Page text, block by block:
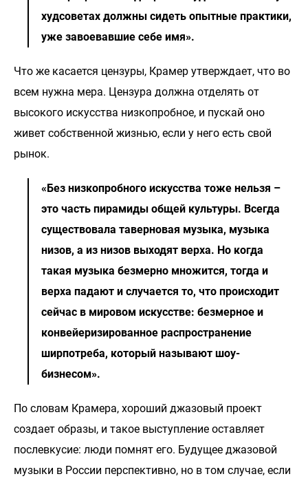
худсоветах должны сидеть опытные практики,
уже завоевавшие себе имя».
Что же касается цензуры, Крамер утверждает, что во
всем нужна мера. Цензура должна отделять от
высокого искусства низкопробное, и пускай оно
живет собственной жизнью, если у него есть свой
рынок.
«Без низкопробного искусства тоже нельзя –
это часть пирамиды общей культуры. Всегда
существовала таверновая музыка, музыка
низов, а из низов выходят верха. Но когда
такая музыка безмерно множится, тогда и
верха падают и случается то, что происходит
сейчас в мировом искусстве: безмерное и
конвейеризированное распространение
ширпотреба, который называют шоу-
бизнесом».
По словам Крамера, хороший джазовый проект
создает образы, и такое выступление оставляет
послевкусие: люди помнят его. Будущее джазовой
музыки в России перспективно, но в том случае, если